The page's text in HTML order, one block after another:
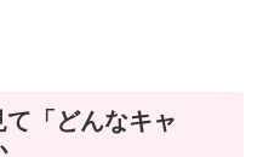
「どんなキャ